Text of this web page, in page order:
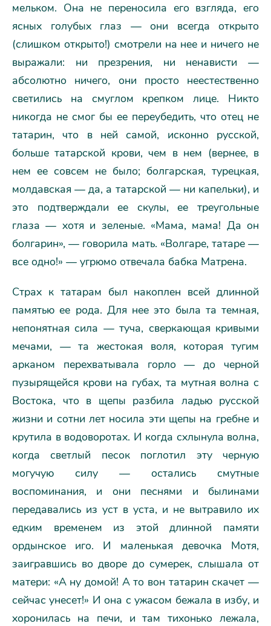
мельком. Она не переносила его взгляда, его
ясных голубых глаз — они всегда открыто
(слишком открыто!) смотрели на нее и ничего не
выражали: ни презрения, ни ненависти —
абсолютно ничего, они просто неестественно
светились на смуглом крепком лице. Никто
никогда не смог бы ее переубедить, что отец не
татарин, что в ней самой, исконно русской,
больше татарской крови, чем в нем (вернее, в
нем ее совсем не было; болгарская, турецкая,
молдавская — да, а татарской — ни капельки), и
это подтверждали ее скулы, ее треугольные
глаза — хотя и зеленые. «Мама, мама! Да он
болгарин», — говорила мать. «Волгаре, татаре —
все одно!» — угрюмо отвечала бабка Матрена.
Страх к татарам был накоплен всей длинной
памятью ее рода. Для нее это была та темная,
непонятная сила — туча, сверкающая кривыми
мечами, — та жестокая воля, которая тугим
арканом перехватывала горло — до черной
пузырящейся крови на губах, та мутная волна с
Востока, что в щепы разбила ладью русской
жизни и сотни лет носила эти щепы на гребне и
крутила в водоворотах. И когда схлынула волна,
когда светлый песок поглотил эту черную
могучую силу — остались смутные
воспоминания, и они песнями и былинами
передавались из уст в уста, и не вытравило их
едким временем из этой длинной памяти
ордынское иго. И маленькая девочка Мотя,
заигравшись во дворе до сумерек, слышала от
матери: «А ну домой! А то вон татарин скачет —
сейчас унесет!» И она с ужасом бежала в избу, и
хоронилась на печи, и там тихонько лежала,